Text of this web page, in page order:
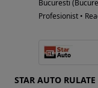
Bucuresti
Profesionist •
STAR AUTO RULATE